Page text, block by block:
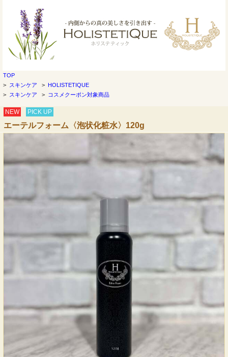
TOP
> スキンケア > HOLISTETIQUE
> スキンケア > コスメクーポン対象商品
NEW PICK UP
エーテルフォーム〈泡状化粧水〉120g